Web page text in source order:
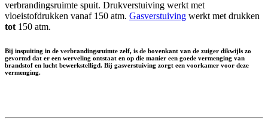
verbrandingsruimte spuit. Drukverstuiving werkt met
vloeistofdrukken vanaf 150 atm. Gasverstuiving werkt met drukken
tot 150 atm.
Bij inspuiting in de verbrandingsruimte zelf, is de bovenkant van de zuiger dikwijls zo
gevormd dat er een werveling ontstaat en op die manier een goede vermenging van
brandstof en lucht bewerkstelligd. Bij gasverstuiving zorgt een voorkamer voor deze
vermenging.